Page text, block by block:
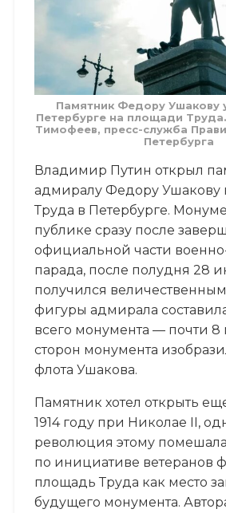
Памятник Федору Ушакову
Петербурге на площади
Тимофеев, пресс-служба
Петербурга
Владимир Путин открыл
адмиралу Федору Ушакову
Труда в Петербурге.
публике сразу после
официальной части
парада, после полудня 28
получился
фигуры адмирала
всего монумента — почти 8
сторон монумента
флота Ушакова.
Памятник хотел открыть
1914 году при Николае II,
революция этому
по инициативе ветеранов
площадь Труда как место
будущего монумента.